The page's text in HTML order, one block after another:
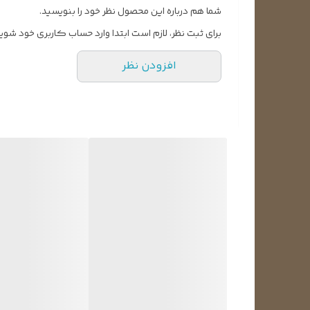
شما هم درباره این محصول نظر خود را بنویسید.
برای ثبت نظر، لازم است ابتدا وارد حساب کاربری خود
افزودن نظر